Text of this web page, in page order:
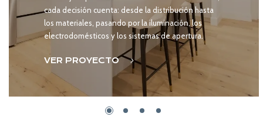
cada decisión cuenta: desde la distribución hasta
los materiales, pasando por la iluminación, los
electrodomésticos y los sistemas de apertura.
VER PROYECTO